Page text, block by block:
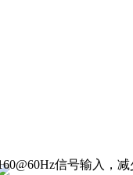
信号输入